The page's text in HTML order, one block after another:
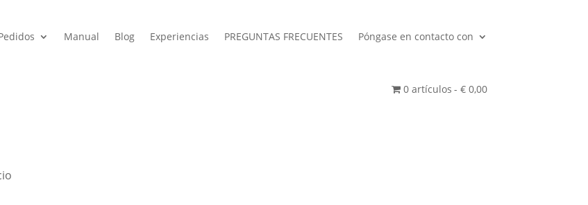
Manual Blog Experiencias PREGUNTAS FRECUENTES Póngase en contacto con
0 artículos € 0,00